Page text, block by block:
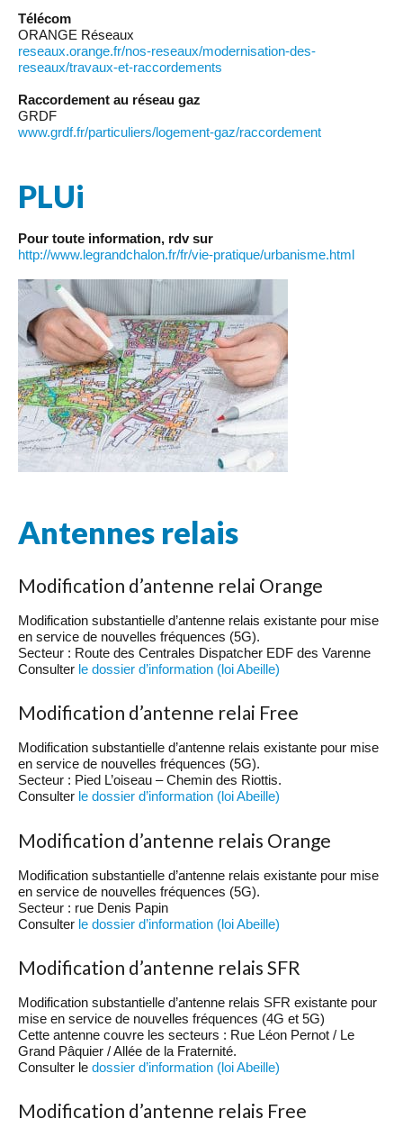
Télécom
ORANGE Réseaux
reseaux.orange.fr/nos-reseaux/modernisation-des-
reseaux/travaux-et-raccordements
Raccordement au réseau gaz
GRDF
www.grdf.fr/particuliers/logement-gaz/raccordement
PLUi
Pour toute information, rdv sur
http://www.legrandchalon.fr/fr/vie-pratique/urbanisme.html
Antennes relais
Modification d’antenne relai Orange
Modification substantielle d’antenne relais existante pour mise
en service de nouvelles fréquences (5G).
Secteur : Route des Centrales Dispatcher EDF des Varenne
Consulter le dossier d’information (loi Abeille)
Modification d’antenne relai Free
Modification substantielle d’antenne relais existante pour mise
en service de nouvelles fréquences (5G).
Secteur : Pied L’oiseau – Chemin des Riottis.
Consulter le dossier d’information (loi Abeille)
Modification d’antenne relais Orange
Modification substantielle d’antenne relais existante pour mise
en service de nouvelles fréquences (5G).
Secteur : rue Denis Papin
Consulter le dossier d’information (loi Abeille)
Modification d’antenne relais SFR
Modification substantielle d’antenne relais SFR existante pour
mise en service de nouvelles fréquences (4G et 5G)
Cette antenne couvre les secteurs : Rue Léon Pernot / Le
Grand Pâquier / Allée de la Fraternité.
Consulter le dossier d’information (loi Abeille)
Modification d’antenne relais Free